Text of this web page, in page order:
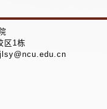
区1栋